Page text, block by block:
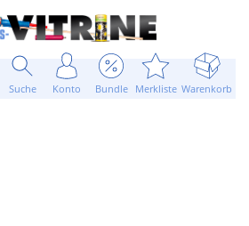
Suche Konto Bundle Merkliste Warenkorb